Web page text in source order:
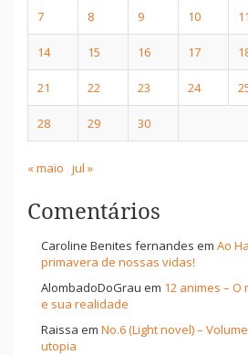
7 8 9 10 11
14 15 16 17
21 22 23 24
28 29 30
« maio jul »
Comentários
Caroline Benites fernandes em Ao
primavera de nossas vidas!
AlombadoDoGrau em 12 animes –
e sua realidade
Raissa em No.6 (Light novel) –
utopia